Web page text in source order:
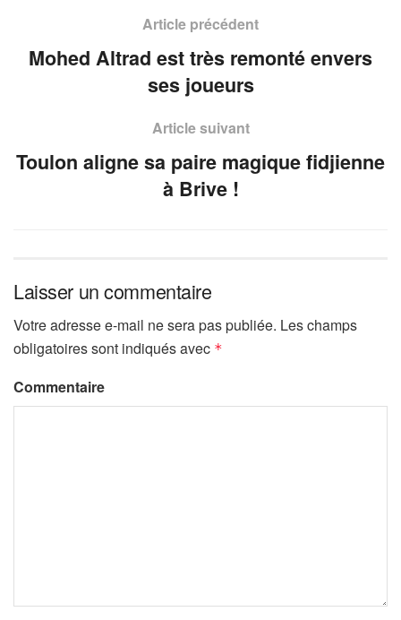
Article précédent
Mohed Altrad est très remonté envers
ses joueurs
Article suivant
Toulon aligne sa paire magique fidjienne
à Brive !
Laisser un commentaire
Votre adresse e-mail ne sera pas publiée. Les champs
obligatoires sont indiqués avec *
Commentaire